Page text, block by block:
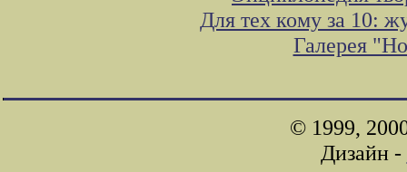
Для тех кому за 10:
Галерея
© 1999,
Дизайн -